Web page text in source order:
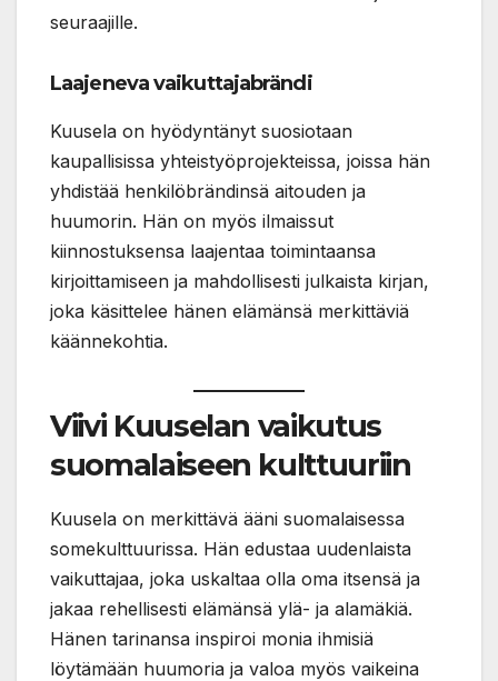
seuraajille.
Laajeneva vaikuttajabrändi
Kuusela on hyödyntänyt suosiotaan
kaupallisissa yhteistyöprojekteissa, joissa hän
yhdistää henkilöbrändinsä aitouden ja
huumorin. Hän on myös ilmaissut
kiinnostuksensa laajentaa toimintaansa
kirjoittamiseen ja mahdollisesti julkaista kirjan,
joka käsittelee hänen elämänsä merkittäviä
käännekohtia.
Viivi Kuuselan vaikutus
suomalaiseen kulttuuriin
Kuusela on merkittävä ääni suomalaisessa
somekulttuurissa. Hän edustaa uudenlaista
vaikuttajaa, joka uskaltaa olla oma itsensä ja
jakaa rehellisesti elämänsä ylä- ja alamäkiä.
Hänen tarinansa inspiroi monia ihmisiä
löytämään huumoria ja valoa myös vaikeina